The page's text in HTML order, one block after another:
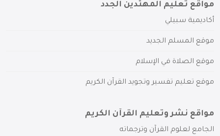
مواقع تعليم المهتدين الجدد
أكاديمية سبيلي
موقع المسلم الجديد
موقع الصلاة في الإسلام
موقع تعليم تفسير وتجويد القرآن الكريم
مواقع نشر وتعليم القرآن الكريم
الجامع لعلوم القرآن وترجماته